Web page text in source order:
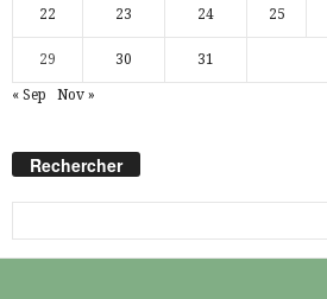
22 23 24 25
29 30 31
« Sep Nov »
Rechercher